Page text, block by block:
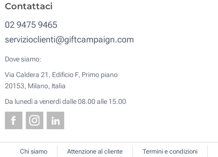
Contattaci
02 9475 9465
servizioclienti@giftcampaign.com
Dove siamo:
Via Caldera 21, Edificio F, Primo piano
20153, Milano, Italia
Da lunedì a venerdì dalle 08.00 alle 15.00
Chi siamo Attenzione al cliente
Termini e condizioni